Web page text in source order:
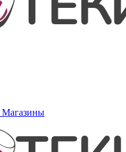
Магазины